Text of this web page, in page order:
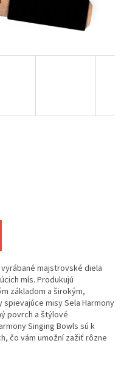
majstrovské diela
mís. Produkujú
základom a širokým,
misy Sela Harmony
povrch a štýlové
Singing Bowls sú k
čo vám umožní zažiť rôzne